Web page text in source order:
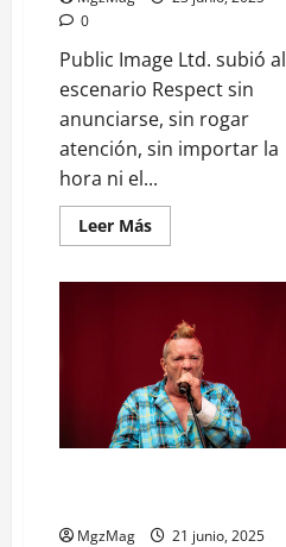
0
Public Image Ltd. subió al
escenario Respect sin
anunciarse, sin rogar
atención, sin importar la
hora ni el...
Leer Más
MgzMag
21 junio, 2025